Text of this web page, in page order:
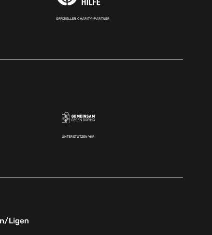
OFFIZIELLER CHARITY-PARTNER
UNTERSTÜTZEN WIR
Ligen